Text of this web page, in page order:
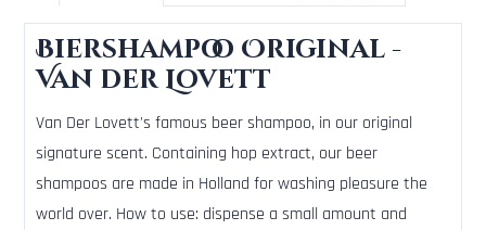
Biershampoo Original -
Van der Lovett
Van Der Lovett's famous beer shampoo, in our original
signature scent. Containing hop extract, our beer
shampoos are made in Holland for washing pleasure the
world over. How to use: dispense a small amount and